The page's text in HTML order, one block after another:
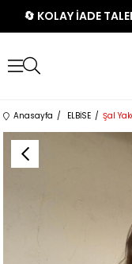
🔄 KOLAY İADE
Anasayfa ELBİSE Şal